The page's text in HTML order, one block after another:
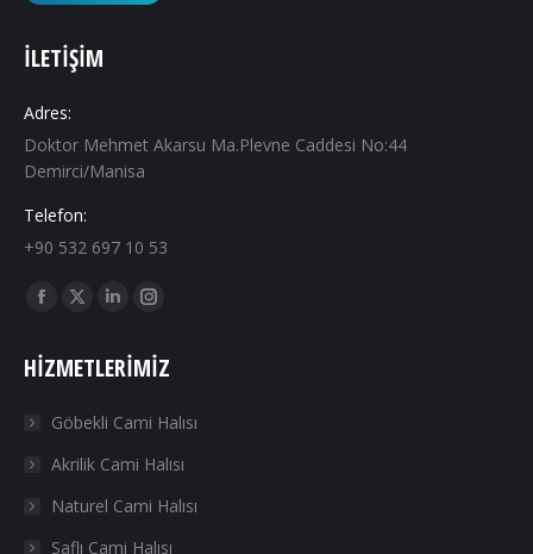
İLETIŞIM
Adres:
Doktor Mehmet Akarsu Ma.Plevne Caddesi No:44
Demirci/Manisa
Telefon:
+90 532 697 10 53
Find us on:
Facebook
opens
new
window
X
opens
new
window
Linkedin
opens
new
window
Instagram
opens
new
window
HIZMETLERIMIZ
Göbekli Cami Halısı
Akrilik Cami Halısı
Naturel Cami Halısı
Saflı Cami Halısı